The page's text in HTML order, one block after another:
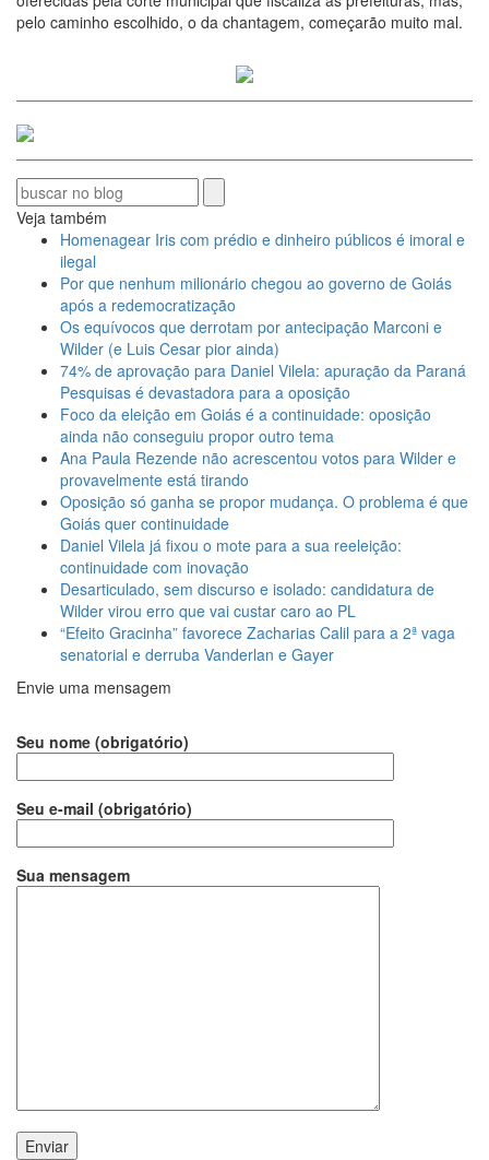
pelo caminho escolhido, o da chantagem, começarão muito mal.
Veja também
Homenagear Iris com prédio e dinheiro públicos é imoral e
ilegal
Por que nenhum milionário chegou ao governo de Goiás
após a redemocratização
Os equívocos que derrotam por antecipação Marconi e
Wilder (e Luis Cesar pior ainda)
74% de aprovação para Daniel Vilela: apuração da Paraná
Pesquisas é devastadora para a oposição
Foco da eleição em Goiás é a continuidade: oposição
ainda não conseguiu propor outro tema
Ana Paula Rezende não acrescentou votos para Wilder e
provavelmente está tirando
Oposição só ganha se propor mudança. O problema é que
Goiás quer continuidade
Daniel Vilela já fixou o mote para a sua reeleição:
continuidade com inovação
Desarticulado, sem discurso e isolado: candidatura de
Wilder virou erro que vai custar caro ao PL
“Efeito Gracinha” favorece Zacharias Calil para a 2ª vaga
senatorial e derruba Vanderlan e Gayer
Envie uma mensagem
Seu nome (obrigatório)
Seu e-mail (obrigatório)
Sua mensagem